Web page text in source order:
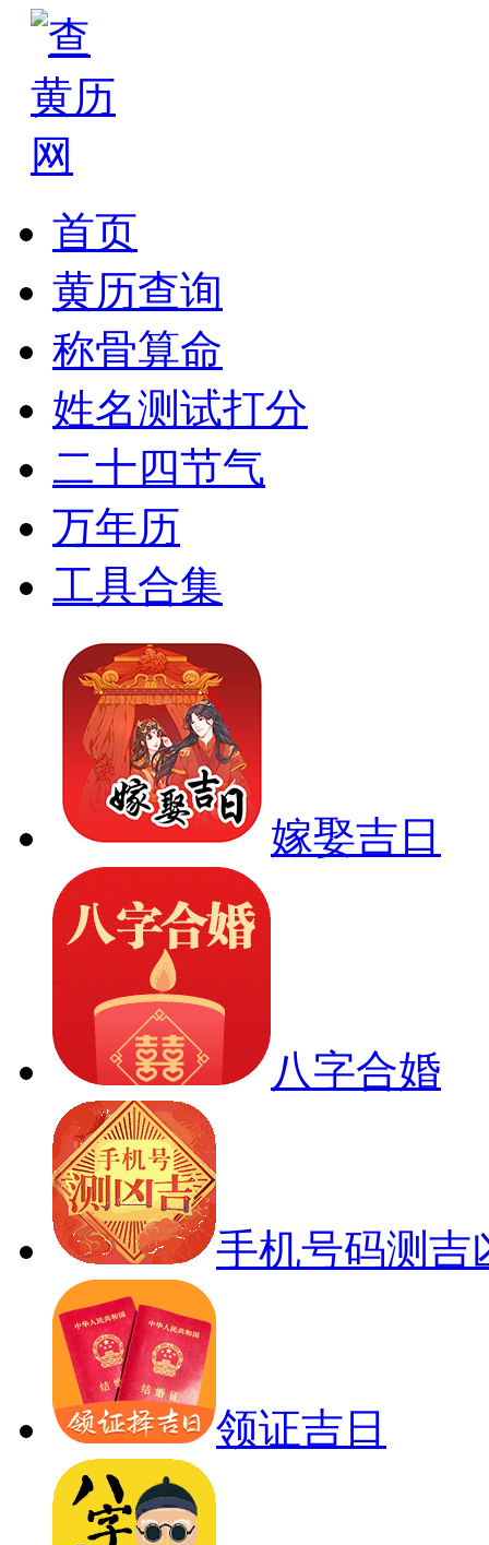
首页
黄历查询
称骨算命
姓名测试打分
二十四节气
万年历
工具合集
嫁娶吉日
八字合婚
手机号码测吉
领证吉日